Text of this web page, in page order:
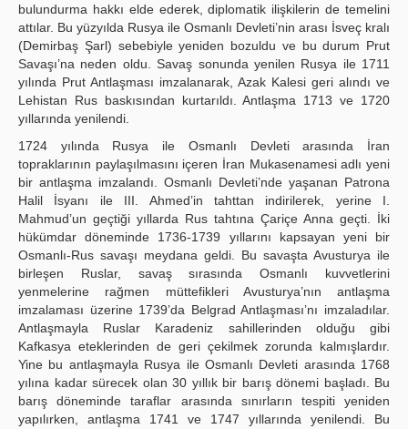
bulundurma hakkı elde ederek, diplomatik ilişkilerin de temelini
attılar. Bu yüzyılda Rusya ile Osmanlı Devleti’nin arası İsveç kralı
(Demirbaş Şarl) sebebiyle yeniden bozuldu ve bu durum Prut
Savaşı’na neden oldu. Savaş sonunda yenilen Rusya ile 1711
yılında Prut Antlaşması imzalanarak, Azak Kalesi geri alındı ve
Lehistan Rus baskısından kurtarıldı. Antlaşma 1713 ve 1720
yıllarında yenilendi.
1724 yılında Rusya ile Osmanlı Devleti arasında İran
topraklarının paylaşılmasını içeren İran Mukasenamesi adlı yeni
bir antlaşma imzalandı. Osmanlı Devleti’nde yaşanan Patrona
Halil İsyanı ile III. Ahmed’in tahttan indirilerek, yerine I.
Mahmud’un geçtiği yıllarda Rus tahtına Çariçe Anna geçti. İki
hükümdar döneminde 1736-1739 yıllarını kapsayan yeni bir
Osmanlı-Rus savaşı meydana geldi. Bu savaşta Avusturya ile
birleşen Ruslar, savaş sırasında Osmanlı kuvvetlerini
yenmelerine rağmen müttefikleri Avusturya’nın antlaşma
imzalaması üzerine 1739’da Belgrad Antlaşması’nı imzaladılar.
Antlaşmayla Ruslar Karadeniz sahillerinden olduğu gibi
Kafkasya eteklerinden de geri çekilmek zorunda kalmışlardır.
Yine bu antlaşmayla Rusya ile Osmanlı Devleti arasında 1768
yılına kadar sürecek olan 30 yıllık bir barış dönemi başladı. Bu
barış döneminde taraflar arasında sınırların tespiti yeniden
yapılırken, antlaşma 1741 ve 1747 yıllarında yenilendi. Bu